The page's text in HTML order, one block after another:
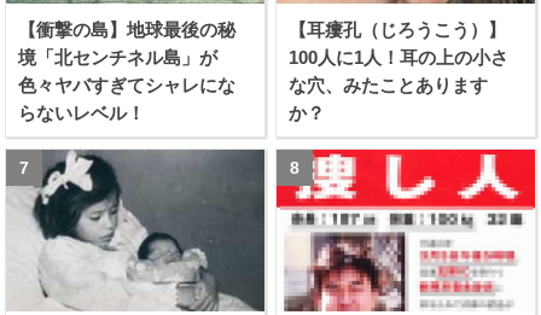
【衝撃の島】地球最後の秘
境「北センチネル島」が
色々ヤバすぎてシャレにな
らないレベル！
【耳瘻孔（じろうこう）】
100人に1人！耳の上の小さ
な穴、みたことあります
か？